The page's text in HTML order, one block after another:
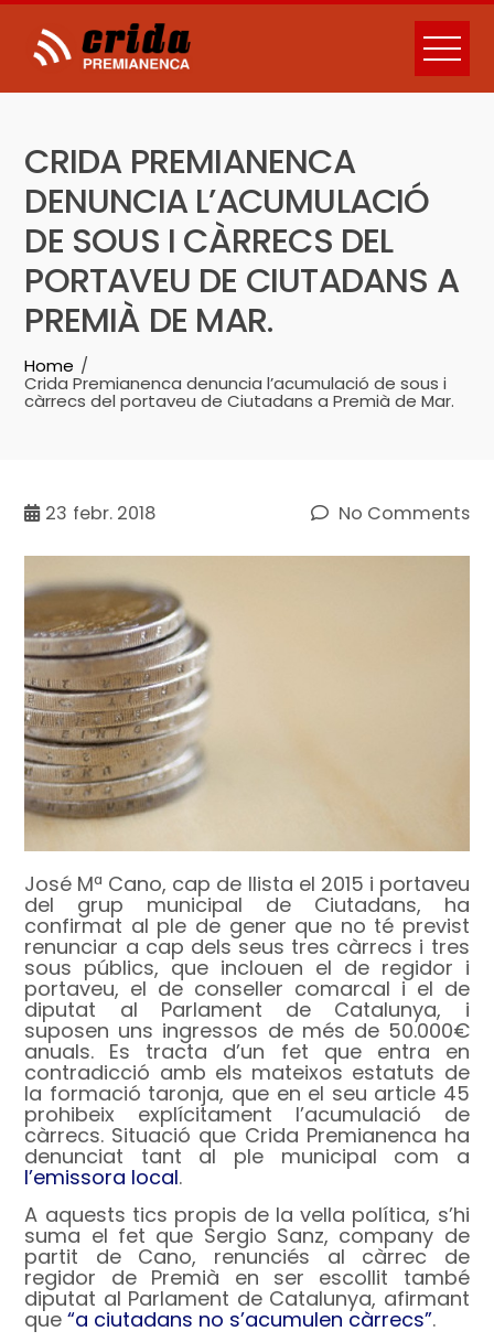
Skip
content
CRIDA PREMIANENCA
DENUNCIA L’ACUMULACIÓ
DE SOUS I CÀRRECS DEL
PORTAVEU DE CIUTADANS A
PREMIÀ DE MAR.
Home
Crida Premianenca denuncia l’acumulació de sous i
càrrecs del portaveu de Ciutadans a Premià de Mar.
23 febr. 2018 No Comments
José Mª Cano, cap de llista el 2015 i portaveu
del grup municipal de Ciutadans, ha
confirmat al ple de gener que no té previst
renunciar a cap dels seus tres càrrecs i tres
sous públics, que inclouen el de regidor i
portaveu, el de conseller comarcal i el de
diputat al Parlament de Catalunya, i
suposen uns ingressos de més de 50.000€
anuals. Es tracta d’un fet que entra en
contradicció amb els mateixos estatuts de
la formació taronja, que en el seu article 45
prohibeix explícitament l’acumulació de
càrrecs. Situació que Crida Premianenca ha
denunciat tant al ple municipal com a
l’emissora local.
A aquests tics propis de la vella política, s’hi
suma el fet que Sergio Sanz, company de
partit de Cano, renunciés al càrrec de
regidor de Premià en ser escollit també
diputat al Parlament de Catalunya, afirmant
que“a ciutadans no s’acumulen càrrecs”.